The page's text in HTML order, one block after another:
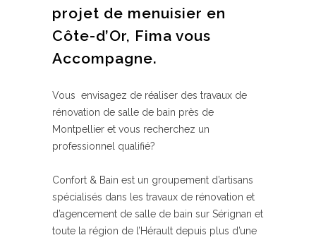
projet de menuisier en
Côte-d’Or, Fima vous
Accompagne.
Vous envisagez de réaliser des travaux de
rénovation de salle de bain près de
Montpellier et vous recherchez un
professionnel qualifié?
Confort & Bain est un groupement d’artisans
spécialisés dans les travaux de rénovation et
d’agencement de salle de bain sur Sérignan et
toute la région de l’Hérault depuis plus d’une